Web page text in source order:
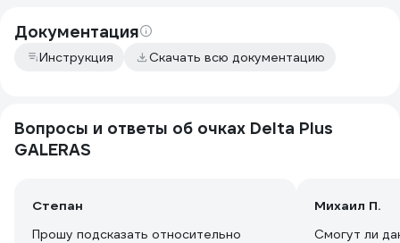
Документация
Инструкция Скачать всю документацию
Вопросы и ответы об очках Delta Plus
GALERAS
Степан
Прошу подсказать относительно
Михаил П.
Смогут ли